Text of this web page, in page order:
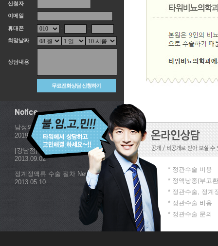
신청자
이메일
휴대폰 -
-
희망날짜
상담내용
남성의학의 권위자, 김제종교수..
2019.02.22
[강남점] MOTVE 포럼 강..
2013.09.02
정계정맥류 수술 절차 New
2013.05.10
* 정관수술 비용
* 정액낭종(부고
* 정관수술, 정계
* 정관수술 비용
* 정관수술 문의